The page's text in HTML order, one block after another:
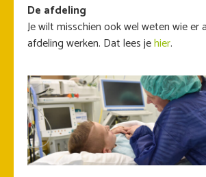
De afdeling
Je wilt misschien ook wel weten wie er
afdeling werken. Dat lees jehier.